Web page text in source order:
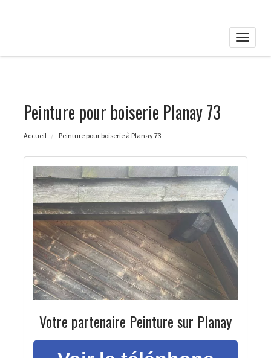
Toggle
Peinture pour boiserie Planay 73
Accueil Peinture pour boiserie à Planay 73
Votre partenaire Peinture sur Planay